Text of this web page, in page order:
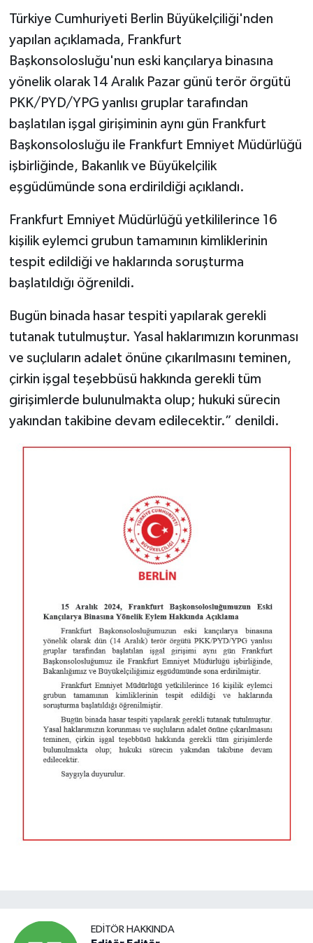
Türkiye Cumhuriyeti Berlin Büyükelçiliği'nden
yapılan açıklamada, Frankfurt
Başkonsolosluğu'nun eski kançılarya binasına
yönelik olarak 14 Aralık Pazar günü terör örgütü
PKK/PYD/YPG yanlısı gruplar tarafından
başlatılan işgal girişiminin aynı gün Frankfurt
Başkonsolosluğu ile Frankfurt Emniyet Müdürlüğü
işbirliğinde, Bakanlık ve Büyükelçilik
eşgüdümünde sona erdirildiği açıklandı.
Frankfurt Emniyet Müdürlüğü yetkililerince 16
kişilik eylemci grubun tamamının kimliklerinin
tespit edildiği ve haklarında soruşturma
başlatıldığı öğrenildi.
Bugün binada hasar tespiti yapılarak gerekli
tutanak tutulmuştur. Yasal haklarımızın korunması
ve suçluların adalet önüne çıkarılmasını teminen,
çirkin işgal teşebbüsü hakkında gerekli tüm
girişimlerde bulunulmakta olup; hukuki sürecin
yakından takibine devam edilecektir.” denildi.
EDITÖR HAKKINDA